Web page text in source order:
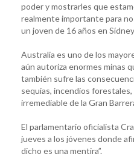
poder y mostrarles que
realmente importante para
un joven de 16 años en
Australia es uno de los
aún autoriza enormes minas
también sufre las
sequías, incendios
irremediable de la Gran
El parlamentario oficialista
jueves a los jóvenes donde
dicho es una mentira”.